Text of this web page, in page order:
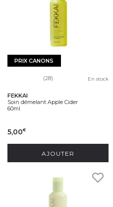
PRIX CANONS
(28) En stock
FEKKAI
Soin démelant Apple Cider
60ml
5,00€
AJOUTER